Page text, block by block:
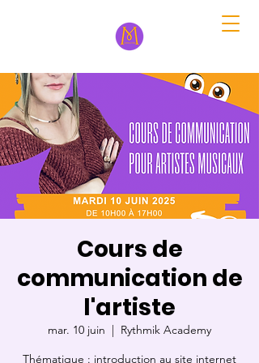
Cours de
communication de
l'artiste
mar. 10 juin
  |
Rythmik Academy
Thématique : introduction au site internet